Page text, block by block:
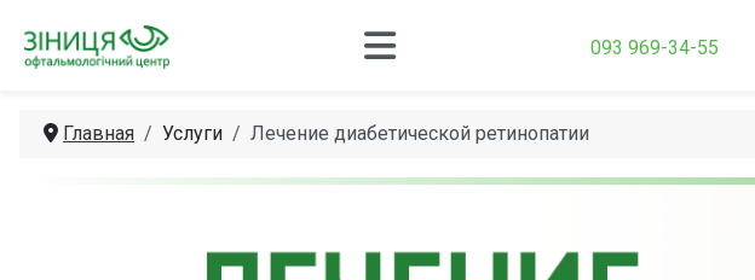
093 969-34-55
Главная Услуги Лечение диабетической ретинопатии